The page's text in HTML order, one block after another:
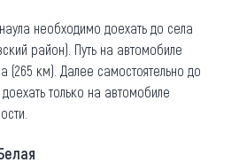
необходимо доехать до села
район). Путь на автомобиле
(265 км). Далее самостоятельно до
только на автомобиле